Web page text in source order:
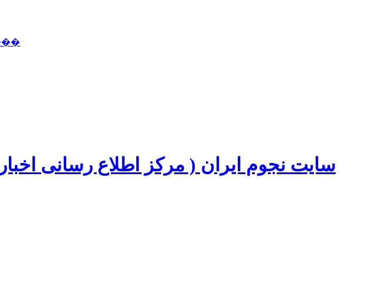
سایت نجوم ایران ( مرکز اطلاع رسانی